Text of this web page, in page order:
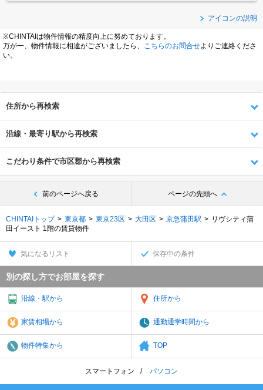
アイコンの説明
※CHINTAIは物件情報の精度向上に努めております。
万が一、物件情報に相違がございましたら、
こちらのお問合せよりご連絡くださ
い。
住所から再検索
沿線・最寄り駅から再検索
こだわり条件で市区郡から再検索
前のページへ戻る ページの先頭へ
CHINTAIトップ 東京都 東京23区 大田区 京急蒲田駅
リヴシティ蒲
田イースト 1階の賃貸物件
気になるリスト 保存中の条件
別の探し方でお部屋を探す
沿線・駅から 住所から
家賃相場から 通勤通学時間から
物件特集から TOP
スマートフォン パソコン